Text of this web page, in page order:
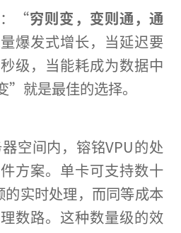
：“穷则变，变则通，通
爆发式增长，当延迟要
级，当能耗成为数据中
就是最佳的选择。
空间内，镕铭VPU的处
方案。单卡可支持数十
实时处理，而同等成本
数路。这种数量级的效